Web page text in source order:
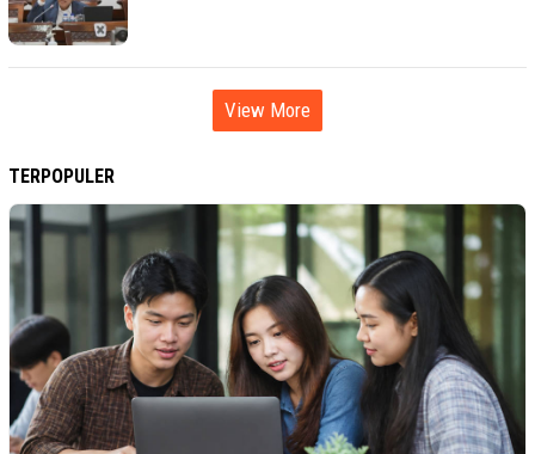
View More
TERPOPULER